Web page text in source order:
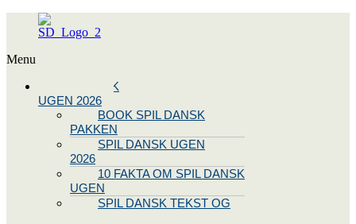
Menu
SPIL DANSK
UGEN 2026
BOOK SPIL DANSK
PAKKEN
SPIL DANSK UGEN
2026
10 FAKTA OM SPIL DANSK
UGEN
SPIL DANSK TEKST OG